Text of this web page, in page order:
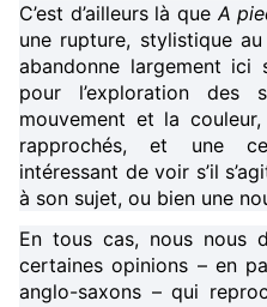
C’est d’ailleurs là que A
une rupture, stylistique
abandonne largement
pour l’exploration des
mouvement et la
rapprochés, et une
intéressant de voir s’il
à son sujet, ou bien une
En tous cas, nous nous
certaines opinions – en
anglo-saxons – qui